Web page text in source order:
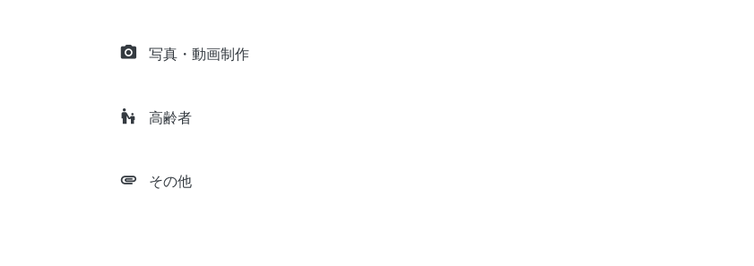
camera_alt 写真・動画制作
escalator_warning 高齢者
attachment その他